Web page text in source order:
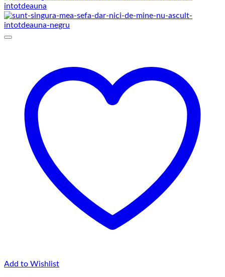
Add to Wishlist